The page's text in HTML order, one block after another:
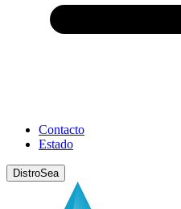
Contacto
Estado
DistroSea